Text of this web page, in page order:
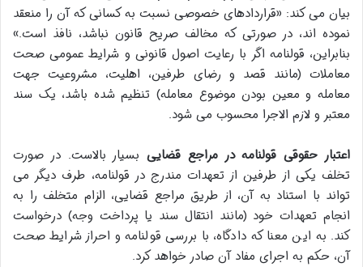
بیان می کند: «قراردادهای خصوصی نسبت به کسانی که آن را منعقد
نموده اند، در صورتی که مخالف صریح قانون نباشد، نافذ است.»
بنابراین، قولنامه اگر با رعایت اصول قانونی و شرایط عمومی صحت
معاملات (مانند قصد و رضای طرفین، اهلیت، مشروعیت جهت
معامله و معین بودن موضوع معامله) تنظیم شده باشد، یک سند
معتبر و لازم الاجرا محسوب می شود.
اعتبار حقوقی قولنامه در مراجع قضاییبسیار بالاست. در صورت
تخلف یکی از طرفین از تعهدات مندرج در قولنامه، طرف دیگر می
تواند با استناد به آن، از طریق مراجع قضایی، الزام متخلف را به
انجام تعهدات خود (مانند انتقال سند یا پرداخت وجه) درخواست
کند. به این معنا که دادگاه، با بررسی قولنامه و احراز شرایط صحت
آن، حکم به اجرای مفاد آن صادر خواهد کرد.